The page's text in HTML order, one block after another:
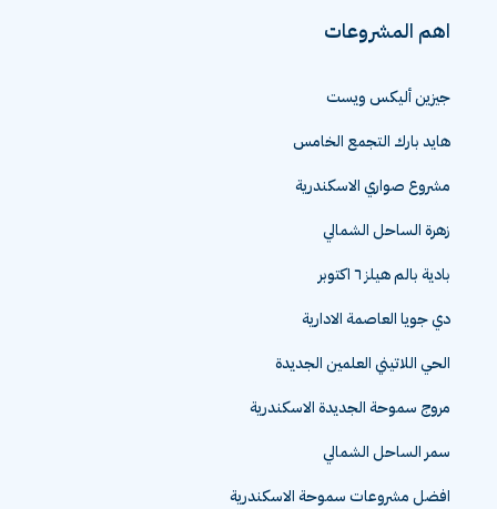
اهم المشروعات
جيزين أليكس ويست
هايد بارك التجمع الخامس
مشروع صواري الاسكندرية
زهرة الساحل الشمالي
بادية بالم هيلز ٦ اكتوبر
دي جويا العاصمة الادارية
الحي اللاتيني العلمين الجديدة
مروج سموحة الجديدة الاسكندرية
سمر الساحل الشمالي
افضل مشروعات سموحة الاسكندرية